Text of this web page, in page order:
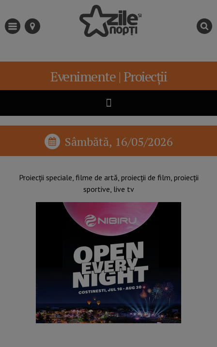
Evenimente | Proiecții
Sâmbătă, 16/05/2026
Proiecții speciale, filme de artă, proiecții de film, proiecții
sportive, live tv